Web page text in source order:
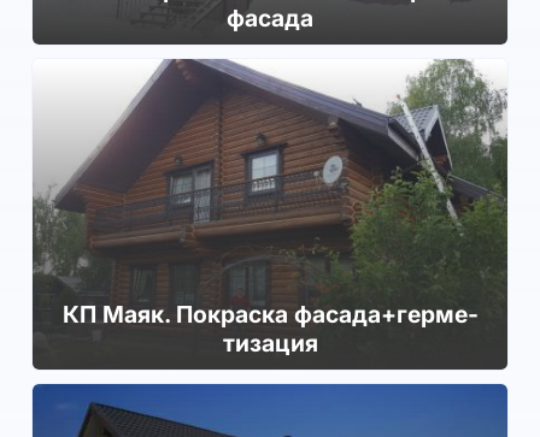
фасада
КП Маяк. Покраска фа­сада+гер­ме­
тиза­ция